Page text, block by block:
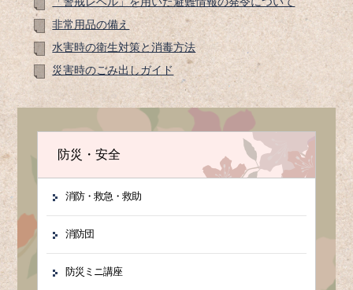
非常用品の備え
水害時の衛生対策と消毒方法
災害時のごみ出しガイド
防災・安全
消防・救急・救助
消防団
防災ミニ講座